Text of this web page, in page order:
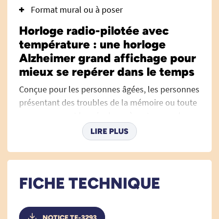
Format mural ou à poser
Horloge radio-pilotée avec
température : une horloge
Alzheimer grand affichage pour
mieux se repérer dans le temps
Conçue pour les personnes âgées, les personnes
présentant des troubles de la mémoire ou toute
horloge radio-pilotée avec température
affiche en grand format l’heure, la date
complète, la température ambiante et le taux
Grâce à son écran LCD de grande taille, les
simple regard. L’utilisateur sait immédiatement
LIRE PLUS
FICHE TECHNIQUE